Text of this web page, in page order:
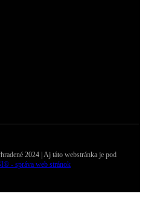
2024 | Aj táto webstránka je pod
- správa web stránok